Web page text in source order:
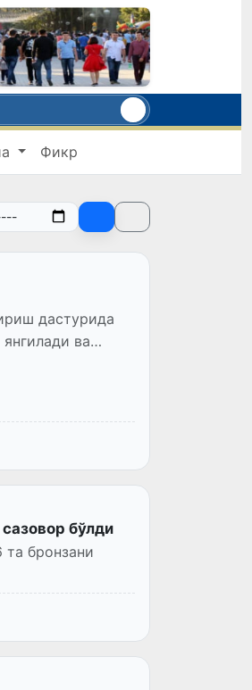
Фикр
дастурида
ва
бўлди
бронзани